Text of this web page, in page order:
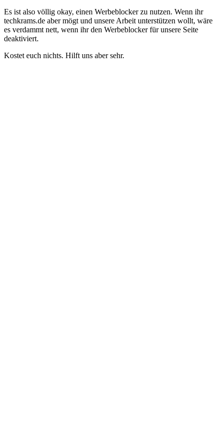
Es ist also völlig okay, einen Werbeblocker zu nutzen. Wenn ihr
techkrams.de aber mögt und unsere Arbeit unterstützen wollt, wäre
es verdammt nett, wenn ihr den Werbeblocker für unsere Seite
deaktiviert.
Kostet euch nichts. Hilft uns aber sehr.